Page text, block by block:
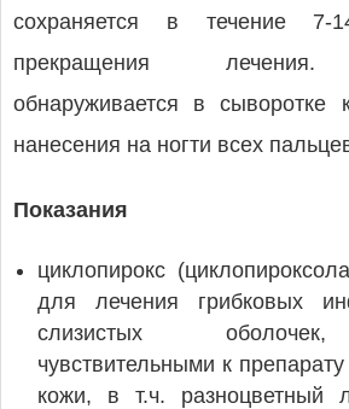
сохраняется в течение
прекращения лечения.
обнаруживается в сыворотке
нанесения на ногти всех
Показания
циклопирокс
для лечения грибковых
слизистых
чувствительными к
кожи, в т.ч. разноцветный